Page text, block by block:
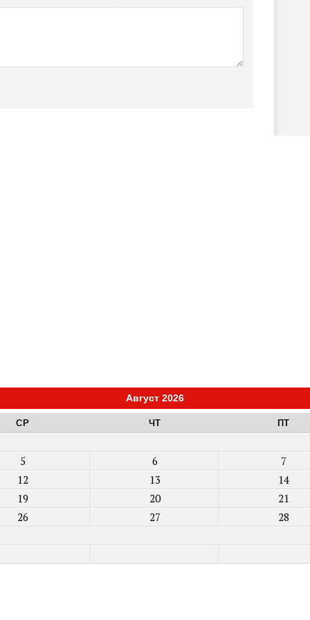
Август 2026
СР ЧТ ПТ
5 6 7
12 13 14
19 20 21
26 27 28